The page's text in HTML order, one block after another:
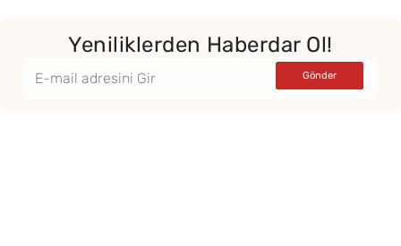
Yeniliklerden Haberdar Ol!